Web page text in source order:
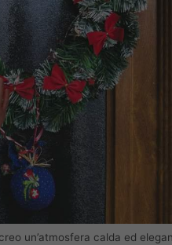
un’atmosfera calda ed